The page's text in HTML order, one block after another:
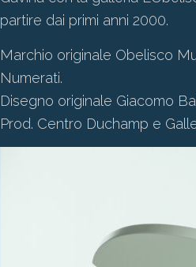
partire dai primi anni 2000.
Marchio originale Obelisco
Numerati.
Disegno originale Giacomo
Prod. Centro Duchamp e